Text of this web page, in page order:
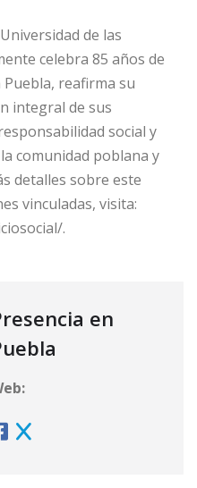
de las
celebra 85 años de
reafirma su
integral de sus
social y
comunidad poblana y
detalles sobre este
vinculadas, visita:
.
en